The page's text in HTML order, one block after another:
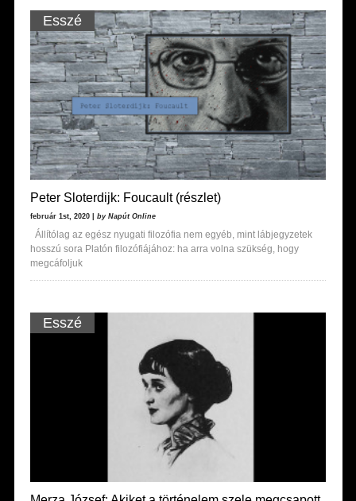
Esszé
Peter Sloterdijk: Foucault (részlet)
február 1st, 2020 | by Napút Online
Állítólag az egész nyugati filozófia nem egyéb, mint lábjegyzetek
hosszú sora Platón filozófiájához: ha arra volna szükség, hogy
megcáfoljuk
Esszé